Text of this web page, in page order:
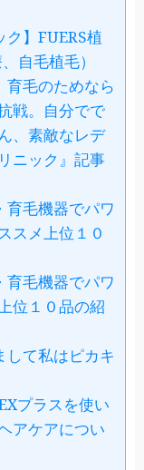
ク】FUERS植
自毛植毛）
育毛のためなら
戦。自分でで
、素敵なレデ
ニック』記事
育毛機器でパワ
スメ上位１０
育毛機器でパワ
位１０品の紹
して私はピカキ
プラスを使い
アケアについ